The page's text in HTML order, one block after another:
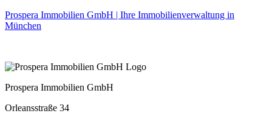
Prospera Immobilien GmbH | Ihre Immobilienverwaltung in
München
Prospera Immobilien GmbH
Orleansstraße 34